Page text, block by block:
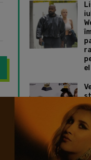
el
o achiziție pentru